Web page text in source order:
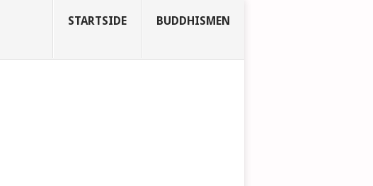
STARTSIDE BUDDHISMEN